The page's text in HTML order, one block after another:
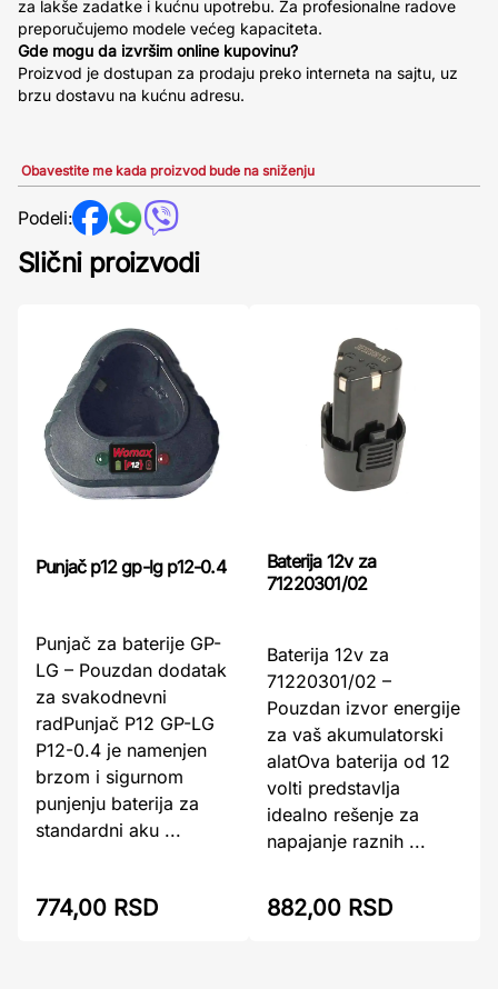
za lakše zadatke i kućnu upotrebu. Za profesionalne radove
preporučujemo modele većeg kapaciteta.
Gde mogu da izvršim online kupovinu?
Proizvod je dostupan za prodaju preko interneta na sajtu, uz
brzu dostavu na kućnu adresu.
Obavestite me kada proizvod bude na sniženju
Podeli:
Slični proizvodi
Punjač p12 gp-lg p12-0.4
Punjač za baterije GP-
LG – Pouzdan dodatak
za svakodnevni
radPunjač P12 GP-LG
P12-0.4 je namenjen
brzom i sigurnom
punjenju baterija za
standardni aku ...
774,00 RSD
Baterija 12v za
71220301/02
Baterija 12v za
71220301/02 –
Pouzdan izvor energije
za vaš akumulatorski
alatOva baterija od 12
volti predstavlja
idealno rešenje za
napajanje raznih ...
882,00 RSD